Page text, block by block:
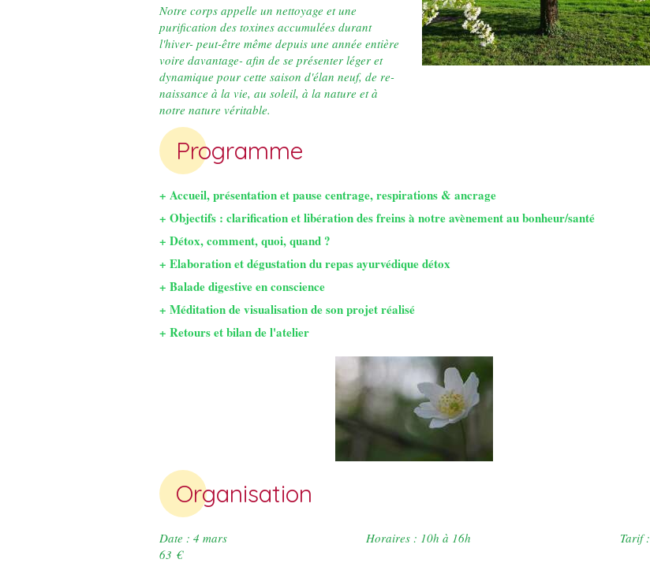
Notre corps appelle un nettoyage et une
purification des toxines accumulées durant
l'hiver- peut-être même depuis une année entière
voire davantage- afin de se présenter léger et
dynamique pour cette saison d'élan neuf, de re-
naissance à la vie, au soleil, à la nature et à
notre nature véritable.
Programme
+ Accueil, présentation et pause centrage, respirations & ancrage
+ Objectifs : clarification et libération des freins à notre avènement au bonheur/santé
+ Détox, comment, quoi, quand ?
+ Elaboration et dégustation du repas ayurvédique détox
+ Balade digestive en conscience
+ Méditation de visualisation de son projet réalisé
+ Retours et bilan de l'atelier
Organisation
Date : 4 mars Horaires : 10h à 16h Tarif :
63 €